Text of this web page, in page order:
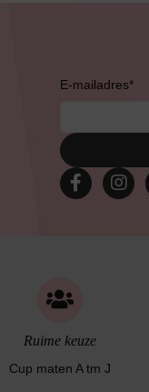
E-mailadres*
Ruime keuze
Cup maten A tm J